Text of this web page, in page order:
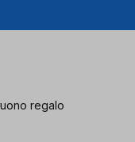
regalo